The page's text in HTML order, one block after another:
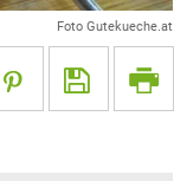
Foto Gutekueche.at